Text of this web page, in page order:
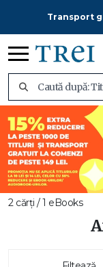
Transport
2 cărți / 1 eBooks